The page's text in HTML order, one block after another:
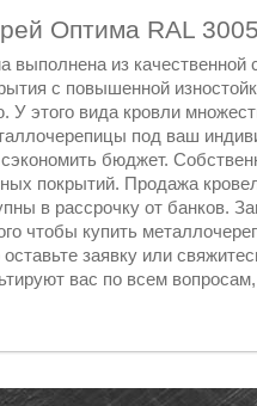
Оптима RAL 3005
выполнена из
с повышенной
этого вида кровли
под ваш
бюджет.
покрытий. Продажа
в рассрочку от банков.
чтобы купить
заявку или
вас по всем